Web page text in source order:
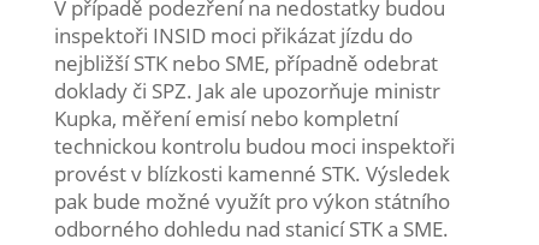
V případě podezření na nedostatky budou
inspektoři INSID moci přikázat jízdu do
nejbližší STK nebo SME, případně odebrat
doklady či SPZ. Jak ale upozorňuje ministr
Kupka, měření emisí nebo kompletní
technickou kontrolu budou moci inspektoři
provést v blízkosti kamenné STK. Výsledek
pak bude možné využít pro výkon státního
odborného dohledu nad stanicí STK a SME.